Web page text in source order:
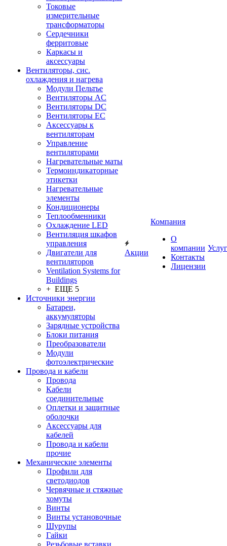
Токовые
измерительные
трансформаторы
Сердечники
ферритовые
Каркасы и
аксессуары
Вентиляторы, сис.
охлаждения и нагрева
Модули Пельтье
Вентиляторы AC
Вентиляторы DC
Вентиляторы EC
Аксессуары к
вентиляторам
Управление
вентиляторами
Нагревательные маты
Термоиндикаторные
этикетки
Нагревательные
элементы
Кондиционеры
Теплообменники
Охлаждение LED
Вентиляция шкафов
управления
Двигатели для
вентиляторов
Ventilation Systems for
Buildings
+ ЕЩЕ 5
Источники энергии
Батареи,
аккумуляторы
Зарядные устройства
Блоки питания
Преобразователи
Модули
фотоэлектрические
Провода и кабели
Провода
Кабели
соединительные
Оплетки и защитные
оболочки
Аксессуары для
кабелей
Провода и кабели
прочие
Механические элементы
Профили для
светодиодов
Червячные и стяжные
хомуты
Винты
Винты установочные
Шурупы
Гайки
Резьбовые вставки
Акции
Компания
О
компании
Контакты
Лицензии